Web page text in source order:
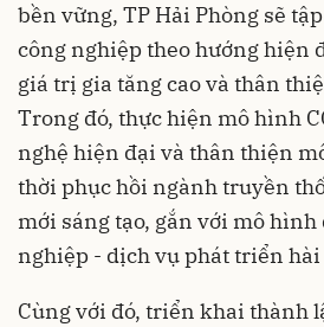
bền vững, TP Hải Phòng sẽ
công nghiệp theo hướng hiện
giá trị gia tăng cao và thân
Trong đó, thực hiện mô hình
nghệ hiện đại và thân thiện
thời phục hồi ngành truyền
mới sáng tạo, gắn với mô hình
nghiệp - dịch vụ phát triển hài
Cùng với đó, triển khai thành